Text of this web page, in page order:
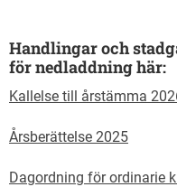
Handlingar och
för nedladdning här:
Kallelse till årstämma
Årsberättelse 2025
Dagordning för ordinarie